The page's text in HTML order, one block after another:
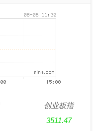
创业板指
3511.47